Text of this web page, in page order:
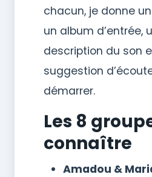
chacun, je donne
un album d’entrée,
description du son
suggestion
démarrer.
Les 8
connaître
Amadou &